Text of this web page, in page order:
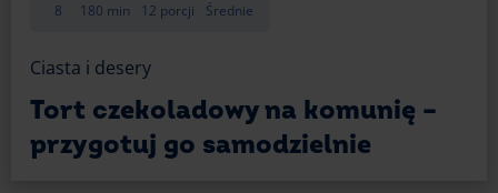
8 180 min 12 porcji Średnie
Ciasta i desery
Tort czekoladowy na komunię –
przygotuj go samodzielnie